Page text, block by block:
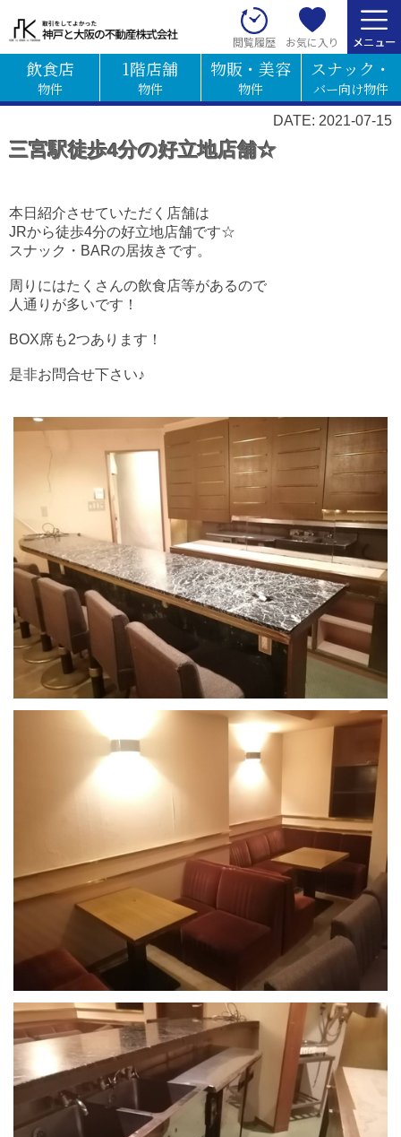
閲覧履歴 お気に入り
飲食店
物件
1階店舗
物件
物販・美容
物件
スナック・
バー向け物件
DATE: 2021-07-15
三宮駅徒歩4分の好立地店舗☆
本日紹介させていただく店舗は
JRから徒歩4分の好立地店舗です☆
スナック・BARの居抜きです。
周りにはたくさんの飲食店等があるので
人通りが多いです！
BOX席も2つあります！
是非お問合せ下さい♪